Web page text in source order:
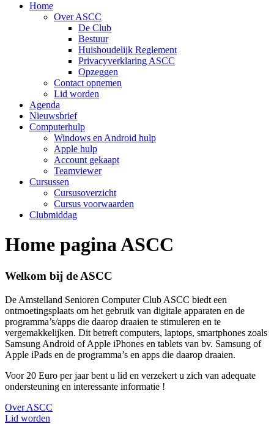
Home
Over ASCC
De Club
Bestuur
Huishoudelijk Reglement
Privacyverklaring ASCC
Opzeggen
Contact opnemen
Lid worden
Agenda
Nieuwsbrief
Computerhulp
Windows en Android hulp
Apple hulp
Account gekaapt
Teamviewer
Cursussen
Cursusoverzicht
Cursus voorwaarden
Clubmiddag
Home pagina ASCC
Welkom bij de ASCC
De Amstelland Senioren Computer Club ASCC biedt een
ontmoetingsplaats om het gebruik van digitale apparaten en de
programma’s/apps die daarop draaien te stimuleren en te
vergemakkelijken. Dit betreft computers, laptops, smartphones zoals
Samsung Android of Apple iPhones en tablets van bv. Samsung of
Apple iPads en de programma’s en apps die daarop draaien.
Voor 20 Euro per jaar bent u lid en verzekert u zich van adequate
ondersteuning en interessante informatie !
Over ASCC
Lid worden